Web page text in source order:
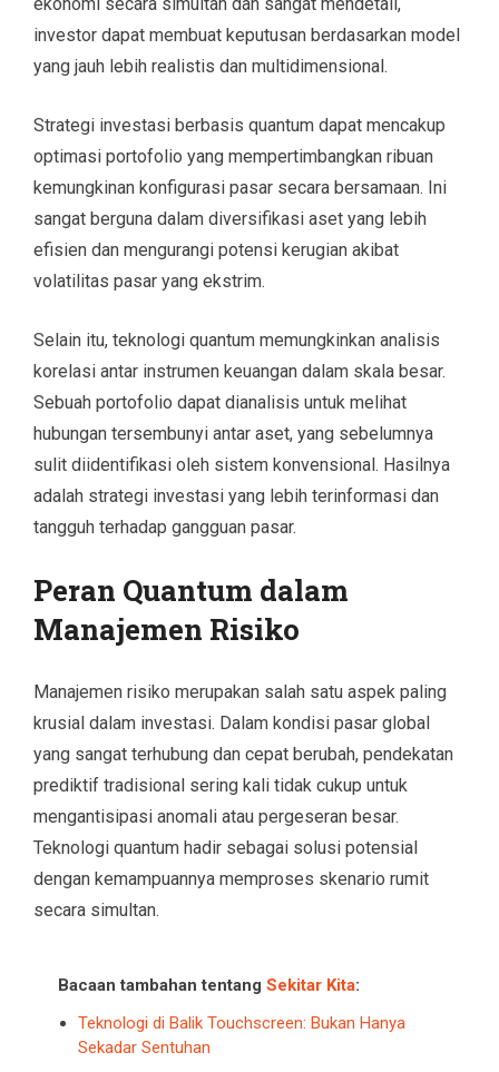
investor dapat membuat keputusan berdasarkan model
yang jauh lebih realistis dan multidimensional.
Strategi investasi berbasis quantum dapat mencakup
optimasi portofolio yang mempertimbangkan ribuan
kemungkinan konfigurasi pasar secara bersamaan. Ini
sangat berguna dalam diversifikasi aset yang lebih
efisien dan mengurangi potensi kerugian akibat
volatilitas pasar yang ekstrim.
Selain itu, teknologi quantum memungkinkan analisis
korelasi antar instrumen keuangan dalam skala besar.
Sebuah portofolio dapat dianalisis untuk melihat
hubungan tersembunyi antar aset, yang sebelumnya
sulit diidentifikasi oleh sistem konvensional. Hasilnya
adalah strategi investasi yang lebih terinformasi dan
tangguh terhadap gangguan pasar.
Peran Quantum dalam
Manajemen Risiko
Manajemen risiko merupakan salah satu aspek paling
krusial dalam investasi. Dalam kondisi pasar global
yang sangat terhubung dan cepat berubah, pendekatan
prediktif tradisional sering kali tidak cukup untuk
mengantisipasi anomali atau pergeseran besar.
Teknologi quantum hadir sebagai solusi potensial
dengan kemampuannya memproses skenario rumit
secara simultan.
Bacaan tambahan tentang Sekitar Kita:
Teknologi di Balik Touchscreen: Bukan Hanya
Sekadar Sentuhan